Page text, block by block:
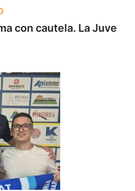
con cautela. La Juve